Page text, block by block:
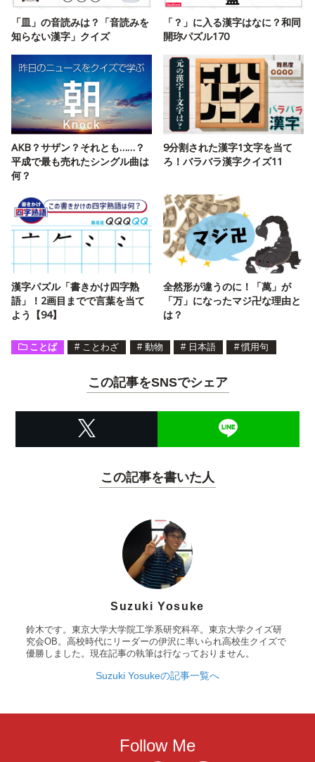
「皿」の音読みは？「音読みを
知らない漢字」クイズ
「？」に入る漢字はなに？和同
開珎パズル170
AKB？サザン？それとも……？
平成で最も売れたシングル曲は
何？
9分割された漢字1文字を当て
ろ！バラバラ漢字クイズ11
漢字パズル「書きかけ四字熟
語」！2画目までで言葉を当て
よう【94】
全然形が違うのに！「萬」が
「万」になったマジ卍な理由と
は？
ことば # ことわざ # 動物 # 日本語 # 慣用句
この記事をSNSでシェア
この記事を書いた人
Suzuki Yosuke
鈴木です。東京大学大学院工学系研究科卒。東京大学クイズ研
究会OB。高校時代にリーダーの伊沢に率いられ高校生クイズで
優勝しました。現在記事の執筆は行なっておりません。
Suzuki Yosukeの記事一覧へ
Follow Me